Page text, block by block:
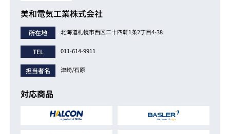
美和電気工業株式会社
所在地 北海道札幌市西区二十四軒1条2丁目4-38
TEL 011-614-9911
担当者名 津崎/石原
対応商品